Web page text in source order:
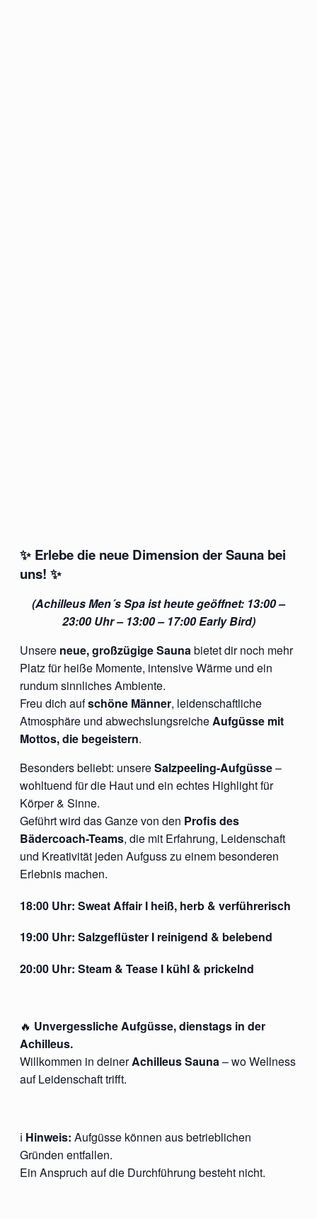
✨ Erlebe die neue Dimension der Sauna bei
uns! ✨
(Achilleus Men´s Spa ist heute geöffnet: 13:00 –
23:00 Uhr – 13:00 – 17:00 Early Bird)
Unsere neue, großzügige Saunabietet dir noch mehr
Platz für heiße Momente, intensive Wärme und ein
rundum sinnliches Ambiente.
Freu dich aufschöne Männer, leidenschaftliche
Atmosphäre und abwechslungsreicheAufgüsse mit
Mottos, die begeistern.
Besonders beliebt: unsereSalzpeeling-Aufgüsse–
wohltuend für die Haut und ein echtes Highlight für
Körper & Sinne.
Geführt wird das Ganze von den Profis des
Bädercoach-Teams, die mit Erfahrung, Leidenschaft
und Kreativität jeden Aufguss zu einem besonderen
Erlebnis machen.
18:00 Uhr: Sweat Affair I heiß, herb & verführerisch
19:00 Uhr: Salzgeflüster I reinigend & belebend
20:00 Uhr: Steam & Tease I kühl & prickelnd
🔥 Unvergessliche Aufgüsse, dienstags in der
Achilleus.
Willkommen in deinerAchilleus Sauna – wo Wellness
auf Leidenschaft trifft.
ℹ️ Hinweis: Aufgüsse können aus betrieblichen
Gründen entfallen.
Ein Anspruch auf die Durchführung besteht nicht.